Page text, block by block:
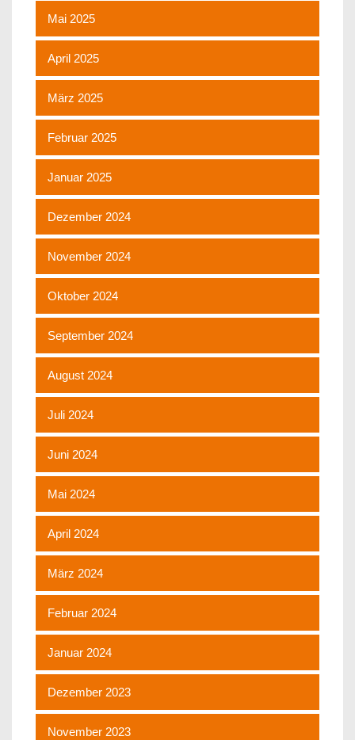
Mai 2025
April 2025
März 2025
Februar 2025
Januar 2025
Dezember 2024
November 2024
Oktober 2024
September 2024
August 2024
Juli 2024
Juni 2024
Mai 2024
April 2024
März 2024
Februar 2024
Januar 2024
Dezember 2023
November 2023